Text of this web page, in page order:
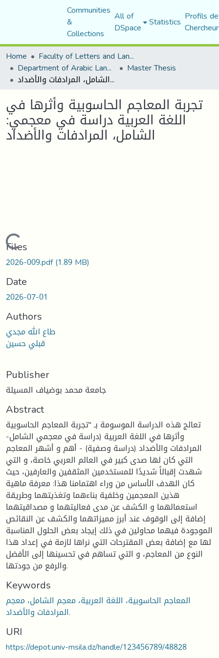
Communities
&
Collections
All of
DSpace Statistics Profils
Home
Faculty of Letters and Languages
Department of Arabic Language and Literature Master Thesis
تجربة المعاجم الحاسوبية وأثرها في اللغة العربية دراسة في معجمي: الشامل، المرادفات والأضداد
تجربة المعاجم الحاسوبية وأثرها في
اللغة العربية دراسة في معجمي:
الشامل، المرادفات والأضداد
Loading...
Files
2026-009.pdf(1.89 MB)
Date
2026-07-01
Authors
طاع الله مجدي
قبلي حسين
Publisher
جامعة محمد بوضياف المسيلة
Abstract
تعالج هذه الدراسة الموسومة بـ "تجربة المعاجم الحاسوبية
وأثرها في اللغة العربية (دراسة في معجمي الشامل-
المرادفات والأضداد (دراسة وصفية) - أهم و أشهر المعاجم
التي كان لها صدى كبير في العالم العربي خاصة، و التي
شهدت إقبالاً شديدًا للمستخدمين المثقفين والعارفين، حيث
كان الهدف الأساس من وراء اهتمامنا هذا: معرفة ماهية
هذين المعجمين وخلفية بناءهما وتغذيتهما وطريقة
استعمالهما و الكشف عن مدى فعاليتهما و مصداقيتهما
إضافة إلى الوقوف عند أبرز مميزاتهما والكشف عن النقائص
الموجودة فيهما محاولين في ذلك إيجاد بعض الحلول المناسبة
لها مع إضافة بعض المقترحات التي نراها لازمة في إعداد هذا
النوع من المعاجم، و التي تساهم في تحسينها إلى الأفضل
والرفع من جودتها.
Keywords
المعاجم الحاسوبية، اللغة العربية، معجم الشامل، معجم
المرادفات والأضداد.
URI
https://depot.univ-msila.dz/handle/123456789/48828